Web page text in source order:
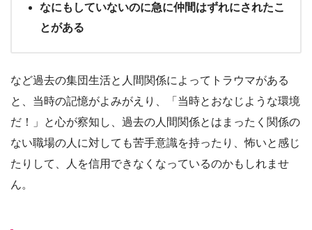
なにもしていないのに急に仲間はずれにされたこ
とがある
など過去の集団生活と人間関係によってトラウマがある
と、当時の記憶がよみがえり、「当時とおなじような環境
だ！」と心が察知し、過去の人間関係とはまったく関係の
ない職場の人に対しても苦手意識を持ったり、怖いと感じ
たりして、人を信用できなくなっているのかもしれませ
ん。